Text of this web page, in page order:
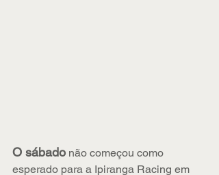
O sábado não começou como
esperado para a Ipiranga Racing em